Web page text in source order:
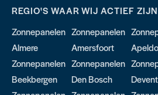
REGIO'S WAAR WIJ ACTIEF ZIJN
Zonnepanelen
Almere
Zonnepanelen
Amersfoort
Zonnepanelen
Beekbergen
Zonnepanelen
Den Bosch